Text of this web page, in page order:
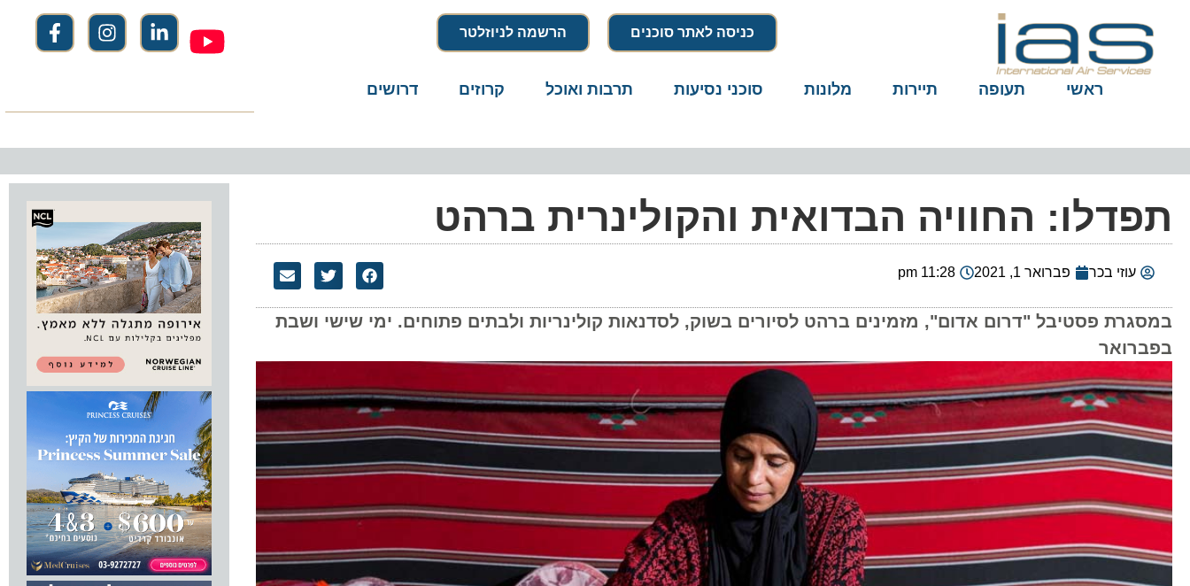
כניסה לאתר סוכנים הרשמה לניוזלטר
ראשי תעופה תיירות מלונות סוכני נסיעות תרבות ואוכל קרוזים דרושים
תפדלו: החוויה הבדואית והקולינרית ברהט
עוזי בכר פברואר 1, 2021 11:28 pm
במסגרת פסטיבל "דרום אדום", מזמינים ברהט לסיורים בשוק, לסדנאות קולינריות ולבתים פתוחים. ימי שישי ושבת
בפברואר